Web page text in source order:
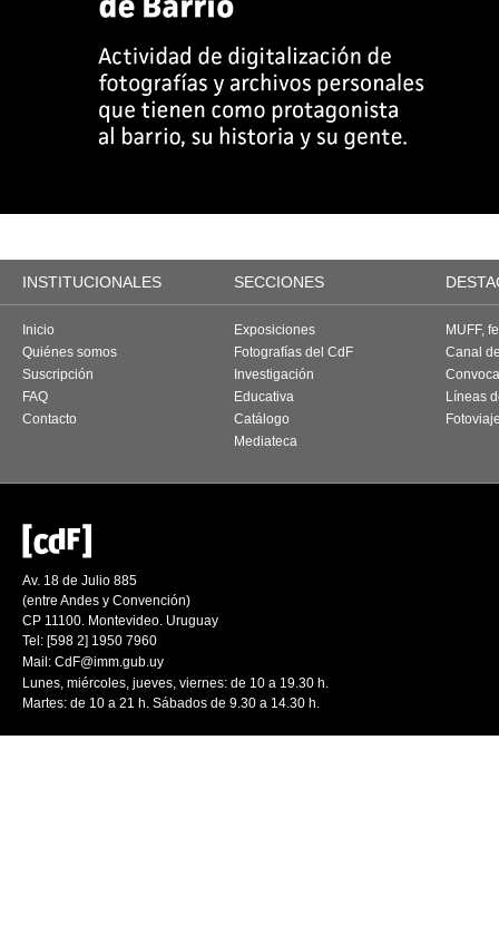
INSTITUCIONALES SECCIONES
Inicio
Quiénes somos
Suscripción
FAQ
Contacto
Exposiciones
Fotografías del CdF
Investigación
Educativa
Catálogo
Mediateca
MUFF,
Canal
Líneas
Av. 18 de Julio 885
(entre Andes y Convención)
CP 11100. Montevideo. Uruguay
Tel: [598 2] 1950 7960
Mail: CdF@imm.gub.uy
Lunes, miércoles, jueves, viernes: de 10 a 19.30 h.
Martes: de 10 a 21 h. Sábados de 9.30 a 14.30 h.